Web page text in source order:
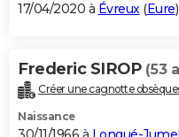
17/04/2020 à Évreux(Eure)
Frederic SIROP (53
Créer une cagnotte
Naissance